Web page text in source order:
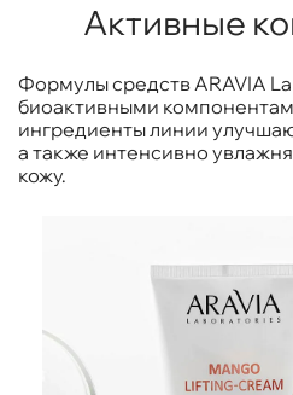
Активные
Формулы средств ARAVIA
биоактивными
ингредиенты линии
а также интенсивно
кожу.